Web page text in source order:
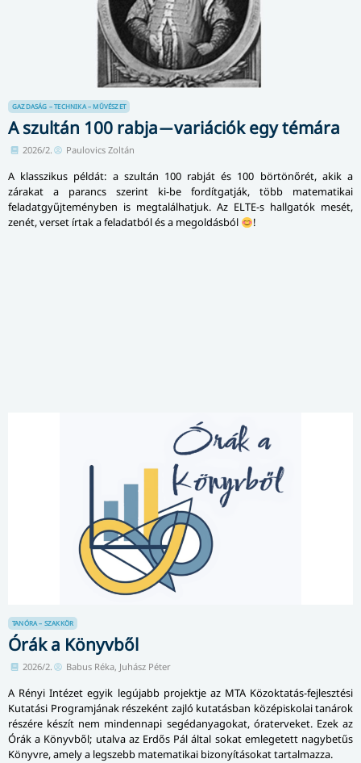
GAZDASÁG – TECHNIKA – MŰVÉSZET
A szultán 100 rabja ̶ variációk egy témára
2026/2. Paulovics Zoltán
A klasszikus példát: a szultán 100 rabját és 100 börtönőrét, akik a
zárakat a parancs szerint ki-be fordítgatják, több matematikai
feladatgyűjteményben is megtalálhatjuk. Az ELTE-s hallgatók mesét,
zenét, verset írtak a feladatból és a megoldásból
!
TANÓRA – SZAKKÖR
Órák a Könyvből
2026/2. Babus Réka, Juhász Péter
A Rényi Intézet egyik legújabb projektje az MTA Közoktatás-fejlesztési
Kutatási Programjának részeként zajló kutatásban középiskolai tanárok
részére készít nem mindennapi segédanyagokat, óraterveket. Ezek az
Órák a Könyvből; utalva az Erdős Pál által sokat emlegetett nagybetűs
Könyvre, amely a legszebb matematikai bizonyításokat tartalmazza.